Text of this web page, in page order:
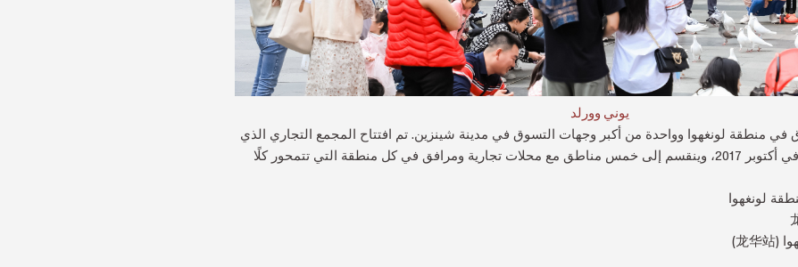
يوني وورلد
منطقة لونغهوا وواحدة من أكبر وجهات التسوق في مدينة شينزين. تم افتتاح المجمع التجاري الذي
تبلغ مساحته 600000 متر مربع في أكتوبر 2017، وينقسم إلى خمس مناطق مع محلات تجارية ومرافق في كل منطقة التي تتمحور كلًا